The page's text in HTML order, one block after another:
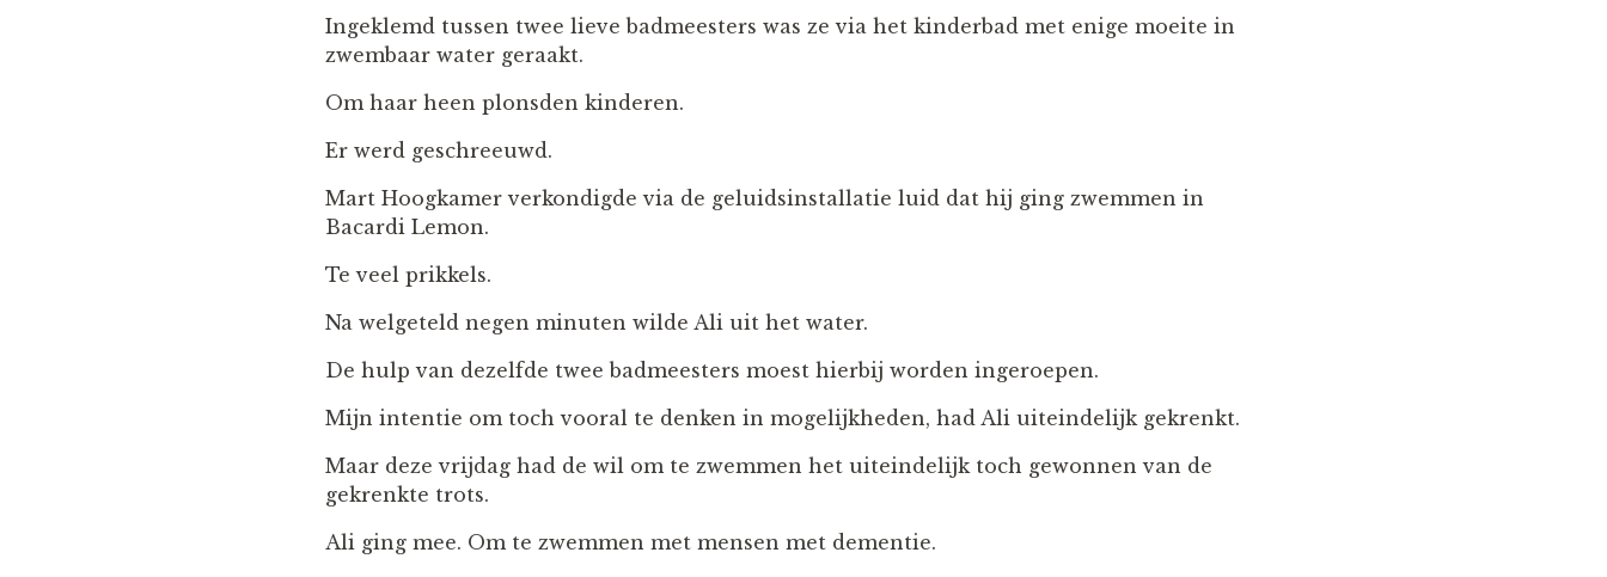
Ingeklemd tussen twee lieve badmeesters was ze via het kinderbad met enige moeite in
zwembaar water geraakt.
Om haar heen plonsden kinderen.
Er werd geschreeuwd.
Mart Hoogkamer verkondigde via de geluidsinstallatie luid dat hij ging zwemmen in
Bacardi Lemon.
Te veel prikkels.
Na welgeteld negen minuten wilde Ali uit het water.
De hulp van dezelfde twee badmeesters moest hierbij worden ingeroepen.
Mijn intentie om toch vooral te denken in mogelijkheden, had Ali uiteindelijk gekrenkt.
Maar deze vrijdag had de wil om te zwemmen het uiteindelijk toch gewonnen van de
gekrenkte trots.
Ali ging mee. Om te zwemmen met mensen met dementie.